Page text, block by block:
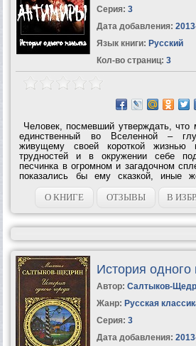
Серия: 3
Дата добавления:
Язык книги: Русский
Кол-во страниц: 3
Человек, посмевший утверждать,
единственный во Вселенной –
живущему своей короткой жизнью
трудностей и в окружении себе
песчинка в огромном и загадочном
показались бы ему сказкой, иные
сумасшествия. Словно из
возникли бы перед ним, поглотили,...
О КНИГЕ ОТЗЫВЫ В
История одного
Автор: Салтыков-
Жанр: Русская
Серия: 3
Дата добавления: